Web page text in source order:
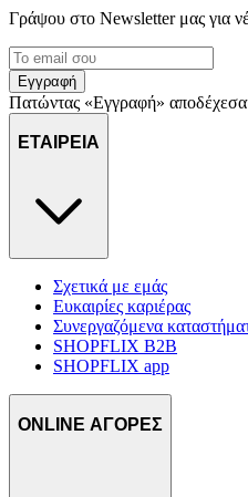
Γράψου στο Νewsletter μας για
Εγγραφή
Πατώντας «Εγγραφή»
ΕΤΑΙΡΕΙΑ
Σχετικά με εμάς
Ευκαιρίες καριέρας
Συνεργαζόμενα
SHOPFLIX B2B
SHOPFLIX app
ONLINE ΑΓΟΡΕΣ